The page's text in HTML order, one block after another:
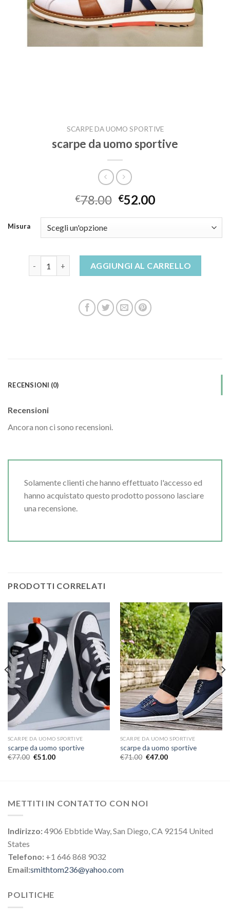
SCARPE DA UOMO SPORTIVE
scarpe da uomo sportive
€78.00 €52.00
Misura
AGGIUNGI AL CARRELLO
RECENSIONI (0)
Recensioni
Ancora non ci sono recensioni.
Solamente clienti che hanno effettuato l'accesso ed
hanno acquistato questo prodotto possono lasciare
una recensione.
PRODOTTI CORRELATI
SCARPE DA UOMO SPORTIVE
scarpe da uomo sportive
€77.00 €51.00
SCARPE DA UOMO SPORTIVE
scarpe da uomo sportive
€71.00 €47.00
METTITI IN CONTATTO CON NOI
Indirizzo:4906 Ebbtide Way, San Diego, CA 92154 United
States
Telefono: +1 646 868 9032
Email:smithtom236@yahoo.com
POLITICHE